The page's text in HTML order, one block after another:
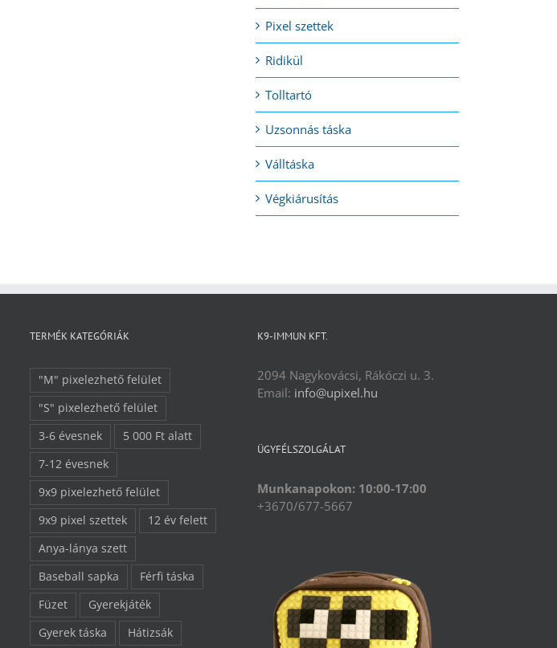
Pixel szettek
Ridikül
Tolltartó
Uzsonnás táska
Válltáska
Végkiárusítás
TERMÉK KATEGÓRIÁK
"M" pixelezhető felület
"S" pixelezhető felület
3-6 évesnek
5 000 Ft alatt
7-12 évesnek
9x9 pixelezhető felület
9x9 pixel szettek
12 év felett
Anya-lánya szett
Baseball sapka
Férfi táska
Füzet
Gyerekjáték
Gyerek táska
Hátizsák
K9-IMMUN KFT.
2094 Nagykovácsi, Rákóczi u. 3.
Email: info@upixel.hu
ÜGYFÉLSZOLGÁLAT
Munkanapokon: 10:00-17:00
+3670/677-5667